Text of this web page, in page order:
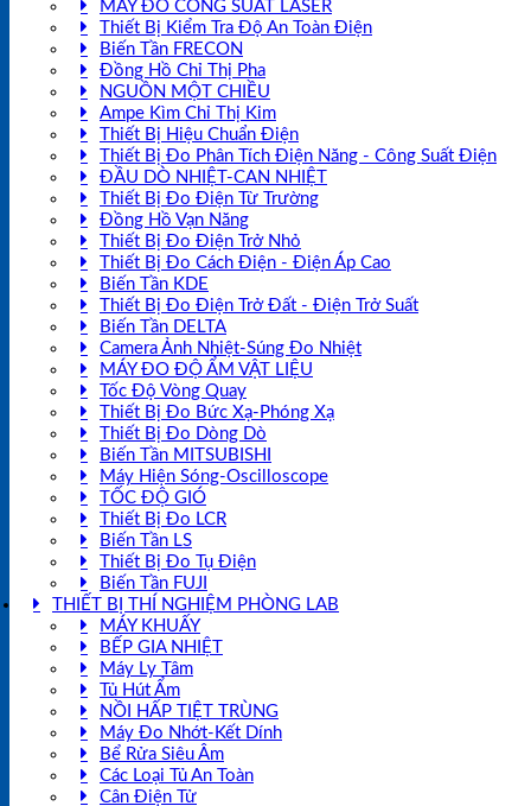
MÁY ĐO CÔNG SUẤT LASER
Thiết Bị Kiểm Tra Độ An Toàn Điện
Biến Tần FRECON
Đồng Hồ Chỉ Thị Pha
NGUỒN MỘT CHIỀU
Ampe Kìm Chỉ Thị Kim
Thiết Bị Hiệu Chuẩn Điện
Thiết Bị Đo Phân Tích Điện Năng - Công Suất Điện
ĐẦU DÒ NHIỆT-CAN NHIỆT
Thiết Bị Đo Điện Từ Trường
Đồng Hồ Vạn Năng
Thiết Bị Đo Điện Trở Nhỏ
Thiết Bị Đo Cách Điện - Điện Áp Cao
Biến Tần KDE
Thiết Bị Đo Điện Trở Đất - Điện Trở Suất
Biến Tần DELTA
Camera Ảnh Nhiệt-Súng Đo Nhiệt
MÁY ĐO ĐỘ ẨM VẬT LIỆU
Tốc Độ Vòng Quay
Thiết Bị Đo Bức Xạ-Phóng Xạ
Thiết Bị Đo Dòng Dò
Biến Tần MITSUBISHI
Máy Hiện Sóng-Oscilloscope
TỐC ĐỘ GIÓ
Thiết Bị Đo LCR
Biến Tần LS
Thiết Bị Đo Tụ Điện
Biến Tần FUJI
THIẾT BỊ THÍ NGHIỆM PHÒNG LAB
MÁY KHUẤY
BẾP GIA NHIỆT
Máy Ly Tâm
Tủ Hút Ẩm
NỒI HẤP TIỆT TRÙNG
Máy Đo Nhớt-Kết Dính
Bể Rửa Siêu Âm
Các Loại Tủ An Toàn
Cân Điện Tử